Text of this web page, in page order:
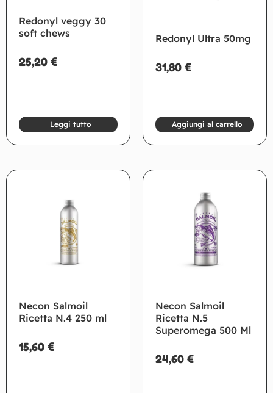
Redonyl veggy 30
soft chews
25,20 €
Leggi tutto
Redonyl Ultra 50mg
31,80 €
Aggiungi al carrello
Necon Salmoil
Ricetta N.4 250 ml
15,60 €
Necon Salmoil
Ricetta N.5
Superomega 500 Ml
24,60 €